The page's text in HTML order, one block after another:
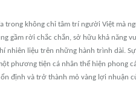
trong không chỉ tâm trí người Việt mà
gầm rời chắc chắn, sở hữu khả năng
nhiên liệu trên những hành trình dài.
phương tiện cá nhân thể hiện phong
định và trở thành mỏ vàng lợi nhuận